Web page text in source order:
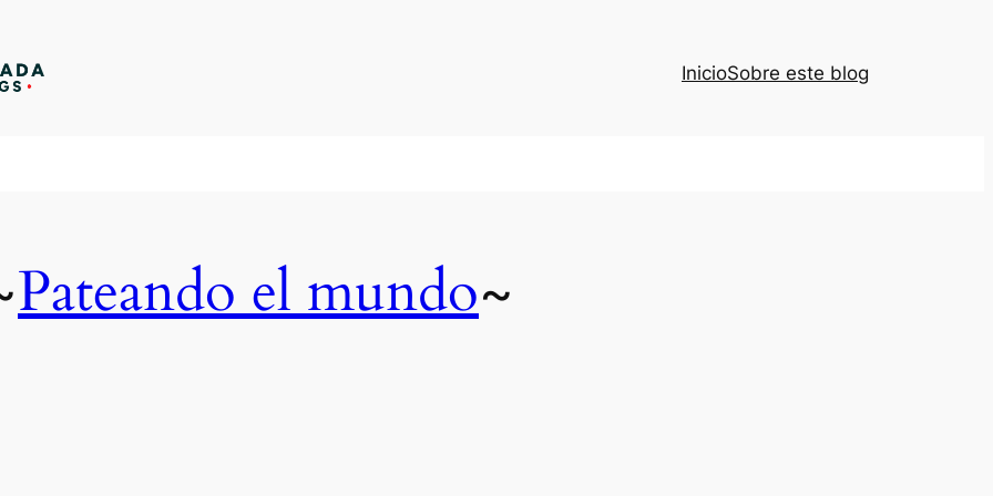
InicioSobre este blog
Pateando el mundo~